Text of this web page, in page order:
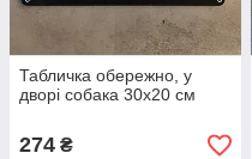
Табличка обережно, у
дворі собака 30х20 см
274 ₴